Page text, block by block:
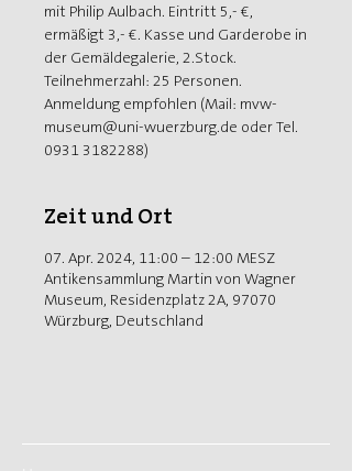
mit Philip Aulbach. Eintritt 5,- €,
ermäßigt 3,- €. Kasse und Garderobe in
der Gemäldegalerie, 2.Stock.
Teilnehmerzahl: 25 Personen.
Anmeldung empfohlen (Mail: mvw-
museum@uni-wuerzburg.de oder Tel.
0931 3182288)
Zeit und Ort
07. Apr. 2024, 11:00 – 12:00 MESZ
Antikensammlung Martin von Wagner
Museum, Residenzplatz 2A, 97070
Würzburg, Deutschland